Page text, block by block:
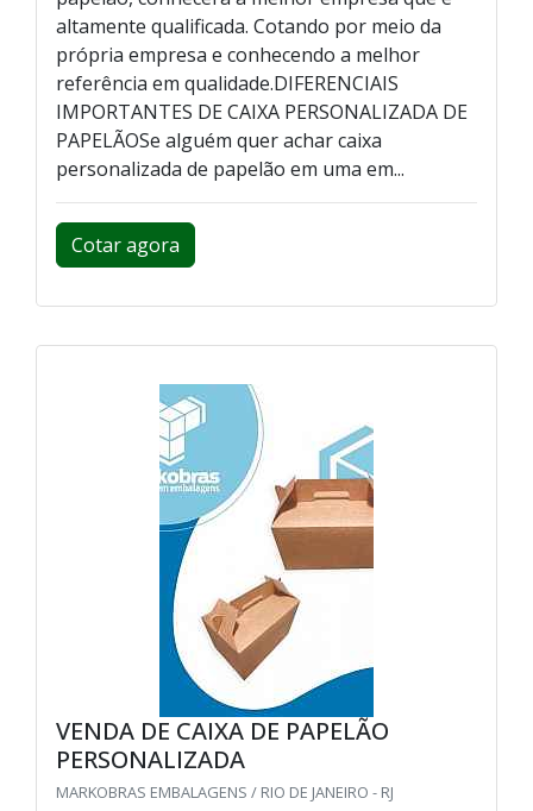
altamente qualificada. Cotando por meio da
própria empresa e conhecendo a melhor
referência em qualidade.DIFERENCIAIS
IMPORTANTES DE CAIXA PERSONALIZADA DE
PAPELÃOSe alguém quer achar caixa
personalizada de papelão em uma em...
Cotar agora
VENDA DE CAIXA DE PAPELÃO
PERSONALIZADA
MARKOBRAS EMBALAGENS / RIO DE JANEIRO - RJ